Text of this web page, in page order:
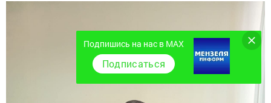
Подпишись на нас в MAX
Подписаться